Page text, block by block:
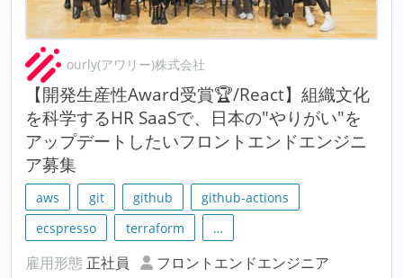
ourly(アワリー)株式会社
【開発生産性Award受賞🏆/React】組織文化
を科学するHR SaaSで、日本の"やりがい"を
アップデートしたいフロントエンドエンジニ
ア募集
aws git github
github-actions
ecspresso
terraform …
雇用形態 正社員
フロントエンドエンジニア